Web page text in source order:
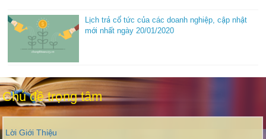
Lịch trả cổ tức của các doanh nghiệp, cập nhật
mới nhất ngày 20/01/2020
Chủ đề trọng tâm
Lời Giới Thiệu